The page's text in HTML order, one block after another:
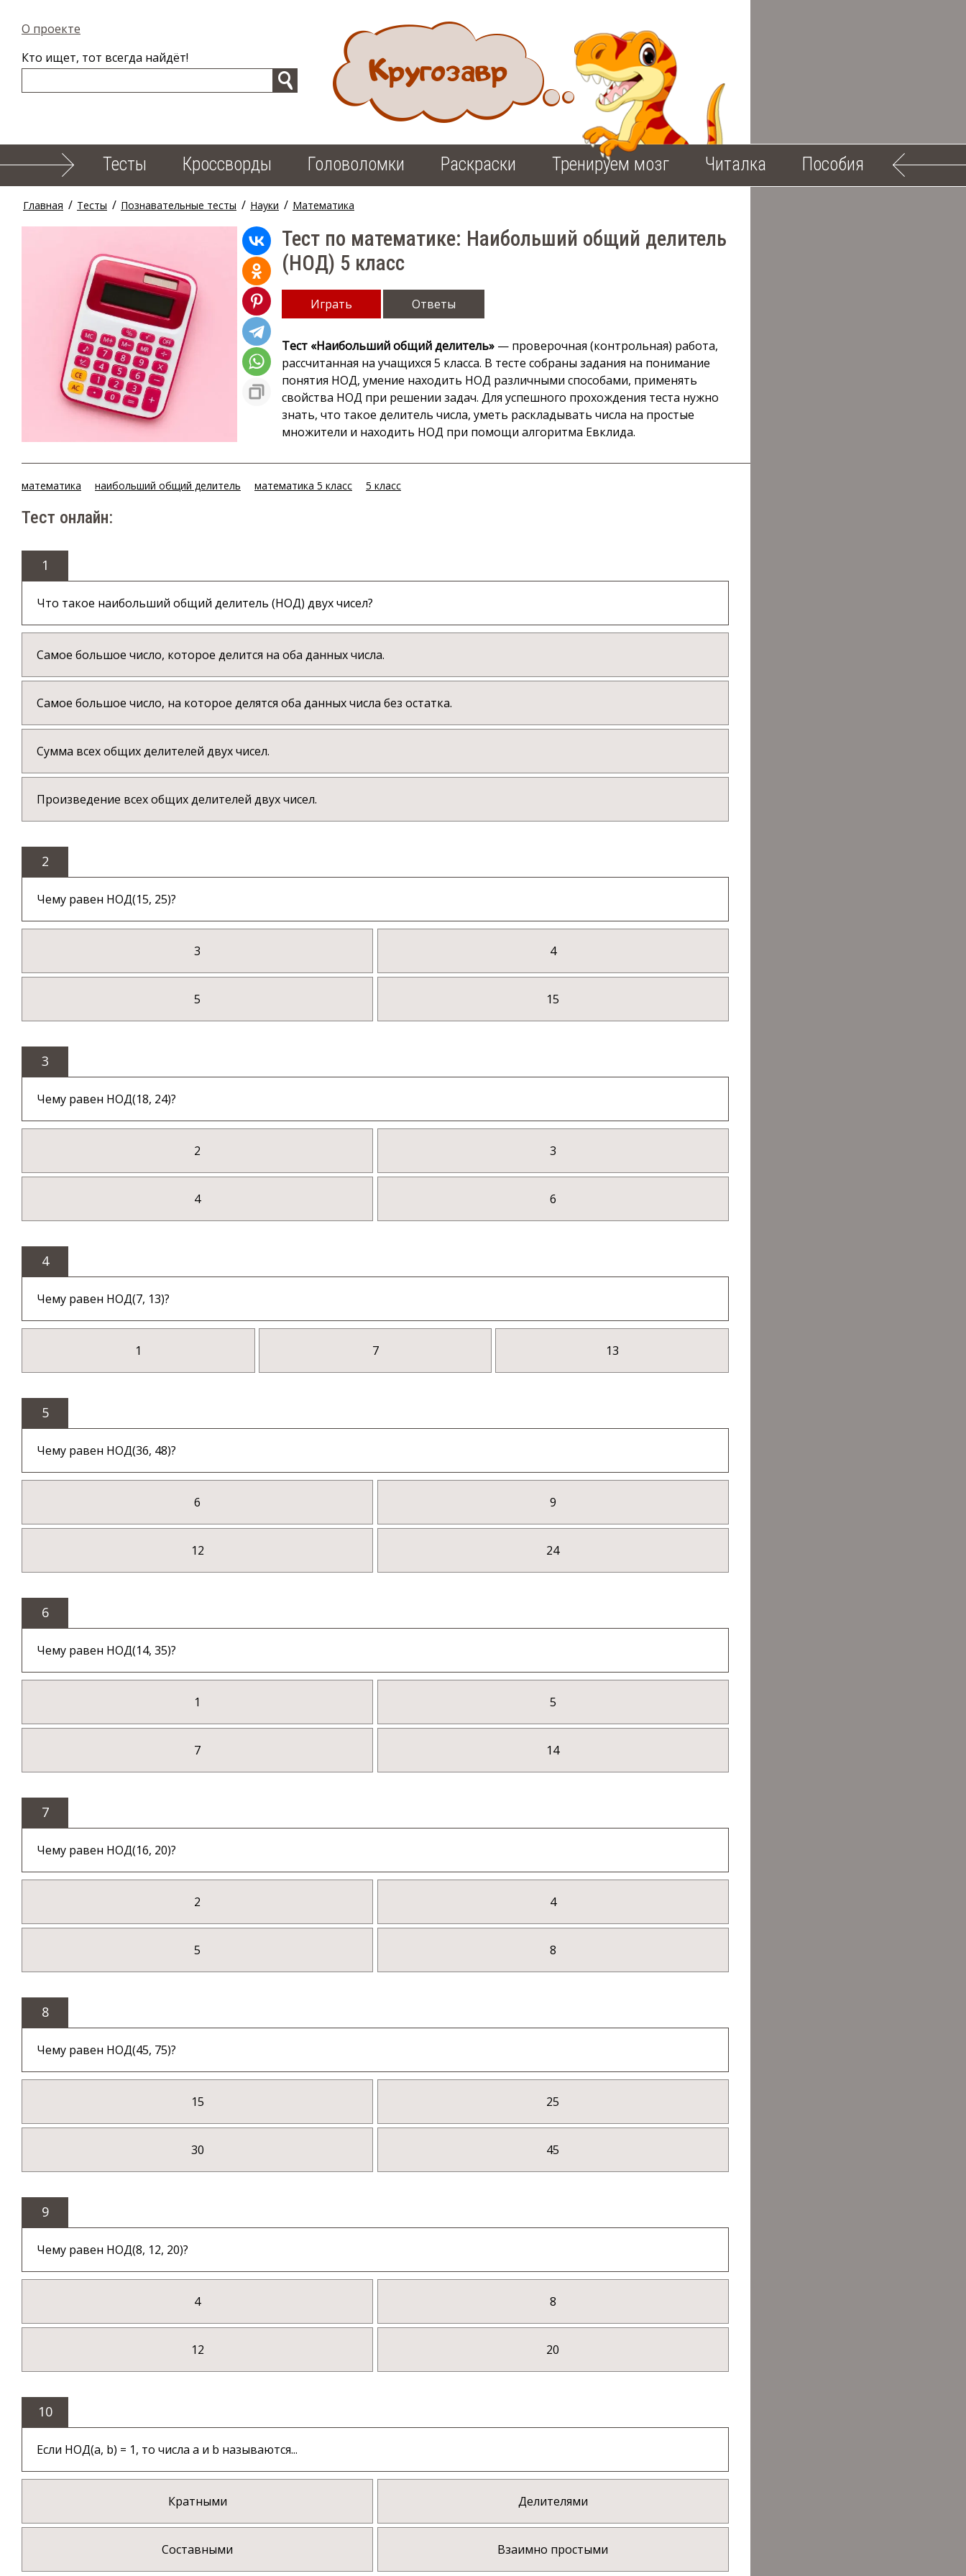
О проекте
Кто ищет, тот всегда найдёт!
Тесты Кроссворды Головоломки Раскраски Тренируем мозг Читалка Пособия
Главная / Тесты / Познавательные тесты / Науки / Математика
Тест по математике: Наибольший общий делитель
(НОД) 5 класс
Играть Ответы
Тест «Наибольший общий делитель» — проверочная (контрольная) работа,
рассчитанная на учащихся 5 класса. В тесте собраны задания на понимание
понятия НОД, умение находить НОД различными способами, применять
свойства НОД при решении задач. Для успешного прохождения теста нужно
знать, что такое делитель числа, уметь раскладывать числа на простые
множители и находить НОД при помощи алгоритма Евклида.
математика наибольший общий делитель математика 5 класс 5 класс
Тест онлайн:
1
Что такое наибольший общий делитель (НОД) двух чисел?
Самое большое число, которое делится на оба данных числа.
Самое большое число, на которое делятся оба данных числа без остатка.
Сумма всех общих делителей двух чисел.
Произведение всех общих делителей двух чисел.
2
Чему равен НОД(15, 25)?
3 4
5 15
3
Чему равен НОД(18, 24)?
2 3
4 6
4
Чему равен НОД(7, 13)?
1 7 13
5
Чему равен НОД(36, 48)?
6 9
12 24
6
Чему равен НОД(14, 35)?
1 5
7 14
7
Чему равен НОД(16, 20)?
2 4
5 8
8
Чему равен НОД(45, 75)?
15 25
30 45
9
Чему равен НОД(8, 12, 20)?
4 8
12 20
10
Если НОД(a, b) = 1, то числа a и b называются...
Кратными Делителями
Составными Взаимно простыми